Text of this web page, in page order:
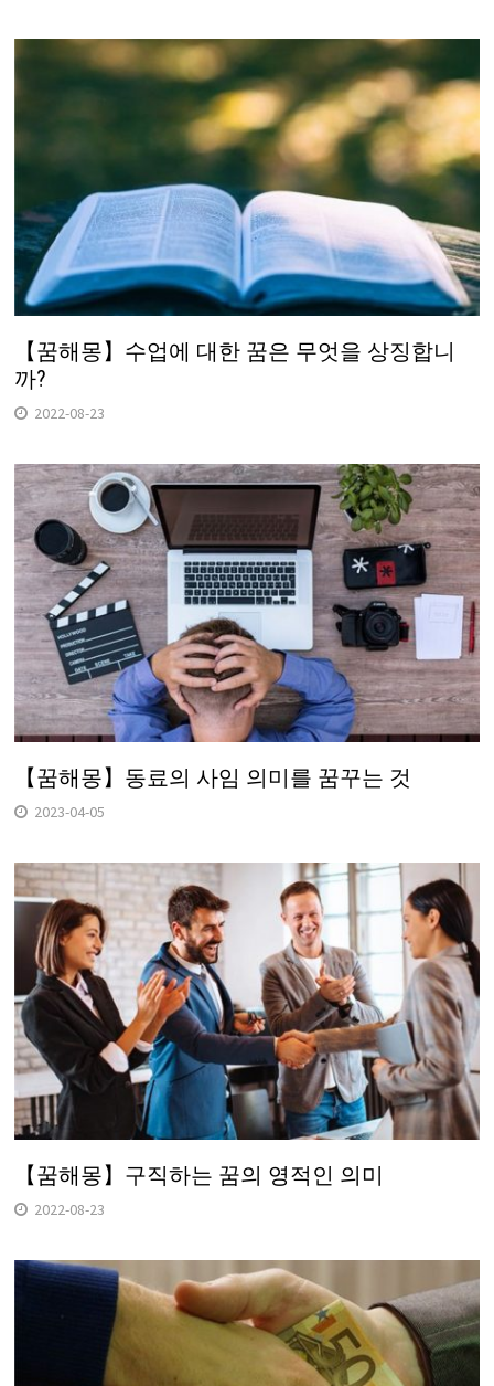
【꿈해몽】수업에 대한 꿈은 무엇을 상징합니
까?
2022-08-23
【꿈해몽】동료의 사임 의미를 꿈꾸는 것
2023-04-05
【꿈해몽】구직하는 꿈의 영적인 의미
2022-08-23